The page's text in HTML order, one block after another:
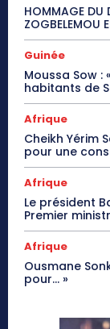
HOMMAGE DU
ZOGBELEMOU
Guinée
Moussa Sow :
habitants de
Afrique
Cheikh Yérim
pour une
Afrique
Le président
Premier
Afrique
Ousmane
pour… »